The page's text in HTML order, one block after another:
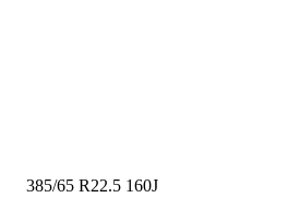
385/65 R22.5 160J